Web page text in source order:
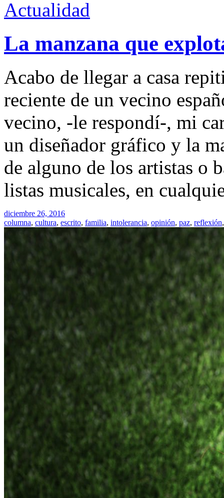
Actualidad
La manzana que
Acabo de llegar a casa
reciente de un vecino
vecino, -le respondí-, mi
un diseñador gráfico y la
de alguno de los artistas o
listas musicales, en
diciembre 26, 2016
columna, cultura, escrito, familia, intolerancia, opinión, paz, reflexión